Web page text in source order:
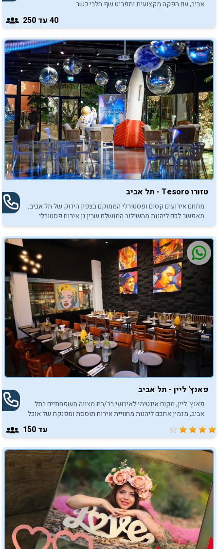
אביב, עם הפקה מקצועית ותפריט שף חלבי כשר.
40 עד 250
טזורו Tesoro - תל אביב
מתחם אירועים קסום ופסטורלי הממוקם בצפון הירוק של תל אביב,
מאפשר לכם ליהנות מהשילוב המושלם שבין גן אירוח פסטורלי
וירוק לבין אולם מקורה עם חלונות שקופים
פאנץ' ליין - תל אביב
פאנץ' ליין, מקום אינטימי לאירועי בר/בת מצווה משפחתיים בתל
אביב, מזמין אתכם ליהנות מחוויית אירוח תוססת ומפנקת של אוכל
טוב ומוסיקה טובה.
עד 150